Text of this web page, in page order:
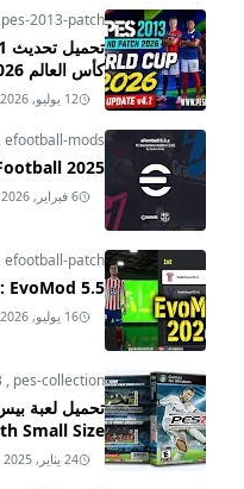
pes-2013-patch
كأس العالم 2026
12 يوليو, 2026
,efootball-mods
2025
6 فبراير, 2026
,efootball-patch
EvoMod 5.5
16 يوليو, 2026
, pes-collection
Small Size
24 يناير, 2025